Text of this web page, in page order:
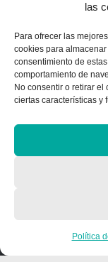
las
Para ofrecer las
cookies para
consentimiento de
comportamiento de
No consentir o retirar
ciertas características y
Política
QUIENES SOMOS
Quienes somos
POLÍTICA DE
Política de